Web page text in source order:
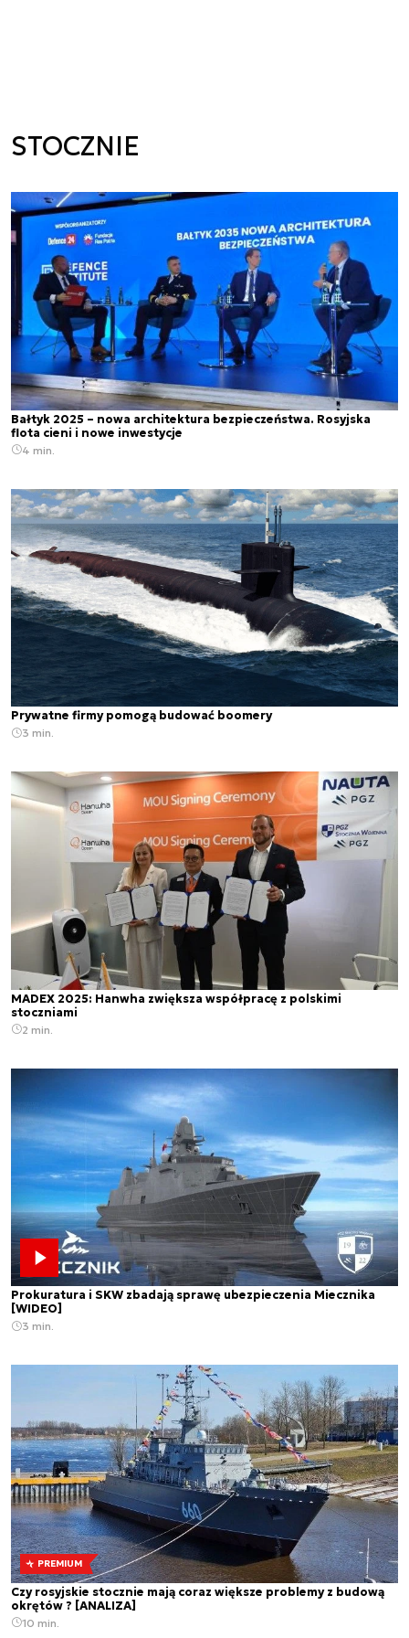
STOCZNIE
Bałtyk 2025 – nowa architektura bezpieczeństwa. Rosyjska
flota cieni i nowe inwestycje
4 min.
Prywatne firmy pomogą budować boomery
3 min.
MADEX 2025: Hanwha zwiększa współpracę z polskimi
stoczniami
2 min.
Prokuratura i SKW zbadają sprawę ubezpieczenia Miecznika
[WIDEO]
3 min.
PREMIUM
Czy rosyjskie stocznie mają coraz większe problemy z budową
okrętów ? [ANALIZA]
10 min.